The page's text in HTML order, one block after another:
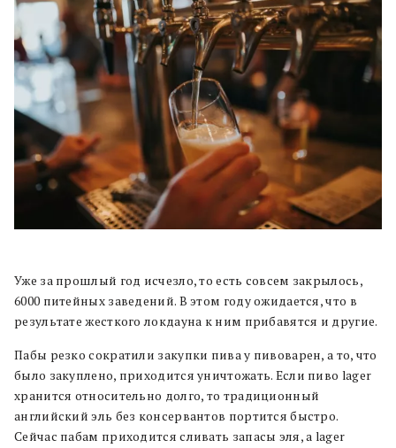
Уже за прошлый год исчезло, то есть совсем закрылось,
6000 питейных заведений. В этом году ожидается, что в
результате жесткого локдауна к ним прибавятся и другие.
Пабы резко сократили закупки пива у пивоварен, а то, что
было закуплено, приходится уничтожать. Если пиво lager
хранится относительно долго, то традиционный
английский эль без консервантов портится быстро.
Сейчас пабам приходится сливать запасы эля, а lager